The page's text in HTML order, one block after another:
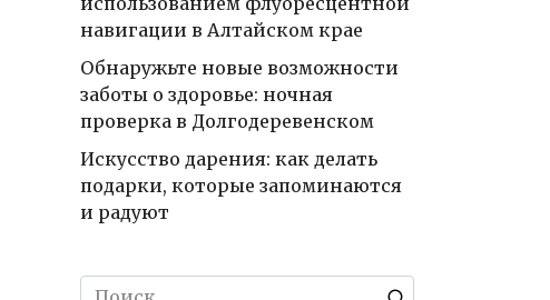
навигации в Алтайском крае
Обнаружьте новые возможности
заботы о здоровье: ночная
проверка в Долгодеревенском
Искусство дарения: как делать
подарки, которые запоминаются
и радуют
Search